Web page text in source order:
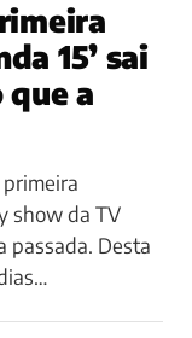
15’ sai
a
show da TV
passada. Desta